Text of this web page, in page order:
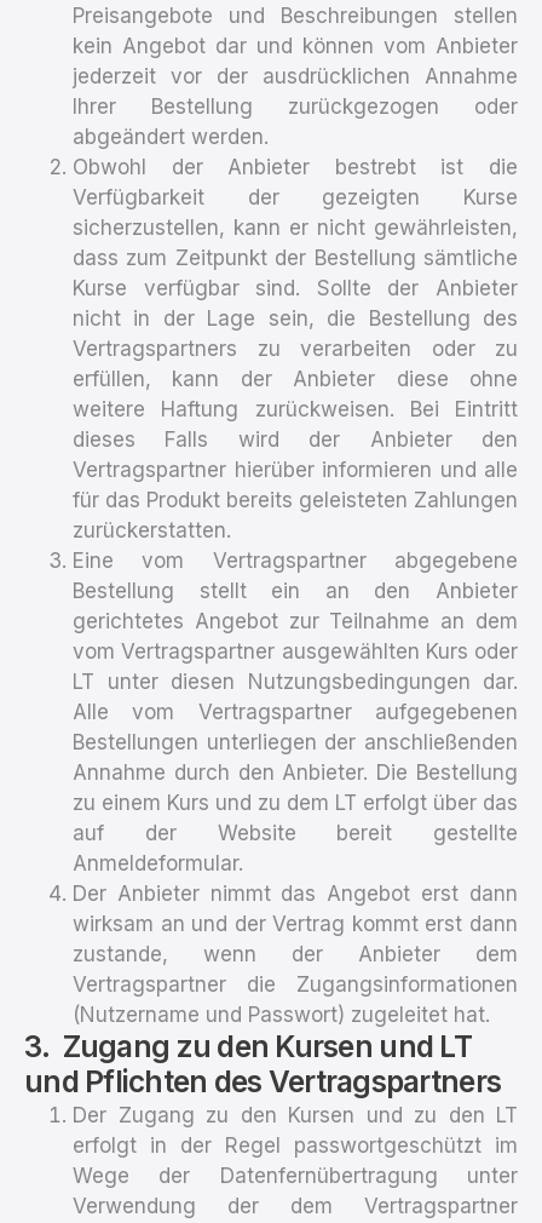
Preisangebote und Beschreibungen stellen
kein Angebot dar und können vom Anbieter
jederzeit vor der ausdrücklichen Annahme
Ihrer Bestellung zurückgezogen oder
abgeändert werden.
Obwohl der Anbieter bestrebt ist die
Verfügbarkeit der gezeigten Kurse
sicherzustellen, kann er nicht gewährleisten,
dass zum Zeitpunkt der Bestellung sämtliche
Kurse verfügbar sind. Sollte der Anbieter
nicht in der Lage sein, die Bestellung des
Vertragspartners zu verarbeiten oder zu
erfüllen, kann der Anbieter diese ohne
weitere Haftung zurückweisen. Bei Eintritt
dieses Falls wird der Anbieter den
Vertragspartner hierüber informieren und alle
für das Produkt bereits geleisteten Zahlungen
zurückerstatten.
Eine vom Vertragspartner abgegebene
Bestellung stellt ein an den Anbieter
gerichtetes Angebot zur Teilnahme an dem
vom Vertragspartner ausgewählten Kurs oder
LT unter diesen Nutzungsbedingungen dar.
Alle vom Vertragspartner aufgegebenen
Bestellungen unterliegen der anschließenden
Annahme durch den Anbieter. Die Bestellung
zu einem Kurs und zu dem LT erfolgt über das
auf der Website bereit gestellte
Anmeldeformular.
Der Anbieter nimmt das Angebot erst dann
wirksam an und der Vertrag kommt erst dann
zustande, wenn der Anbieter dem
Vertragspartner die Zugangsinformationen
(Nutzername und Passwort) zugeleitet hat.
Zugang zu den Kursen und LT
und Pflichten des Vertragspartners
Der Zugang zu den Kursen und zu den LT
erfolgt in der Regel passwortgeschützt im
Wege der Datenfernübertragung unter
Verwendung der dem Vertragspartner